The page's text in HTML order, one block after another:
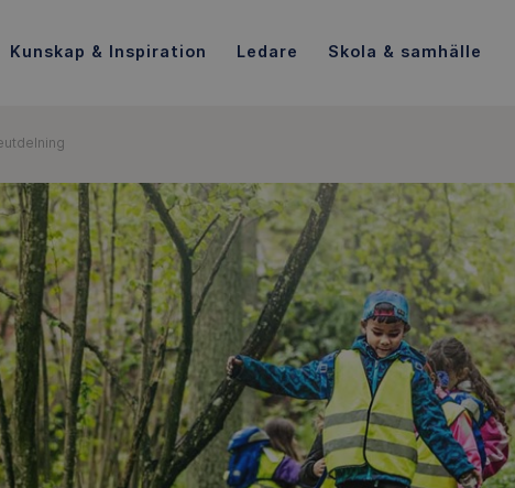
Kunskap & Inspiration Ledare Skola & samhälle